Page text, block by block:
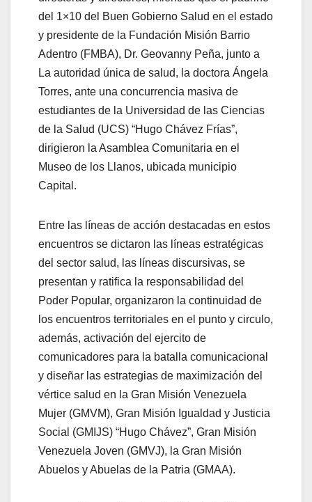
del 1×10 del Buen Gobierno Salud en el estado
y presidente de la Fundación Misión Barrio
Adentro (FMBA), Dr. Geovanny Peña, junto a
La autoridad única de salud, la doctora Ángela
Torres, ante una concurrencia masiva de
estudiantes de la Universidad de las Ciencias
de la Salud (UCS) “Hugo Chávez Frías”,
dirigieron la Asamblea Comunitaria en el
Museo de los Llanos, ubicada municipio
Capital.
Entre las líneas de acción destacadas en estos
encuentros se dictaron las líneas estratégicas
del sector salud, las líneas discursivas, se
presentan y ratifica la responsabilidad del
Poder Popular, organizaron la continuidad de
los encuentros territoriales en el punto y circulo,
además, activación del ejercito de
comunicadores para la batalla comunicacional
y diseñar las estrategias de maximización del
vértice salud en la Gran Misión Venezuela
Mujer (GMVM), Gran Misión Igualdad y Justicia
Social (GMIJS) “Hugo Chávez”, Gran Misión
Venezuela Joven (GMVJ), la Gran Misión
Abuelos y Abuelas de la Patria (GMAA).